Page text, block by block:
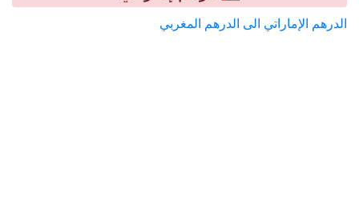
الدرهم الإماراتي الى الدرهم المغربي